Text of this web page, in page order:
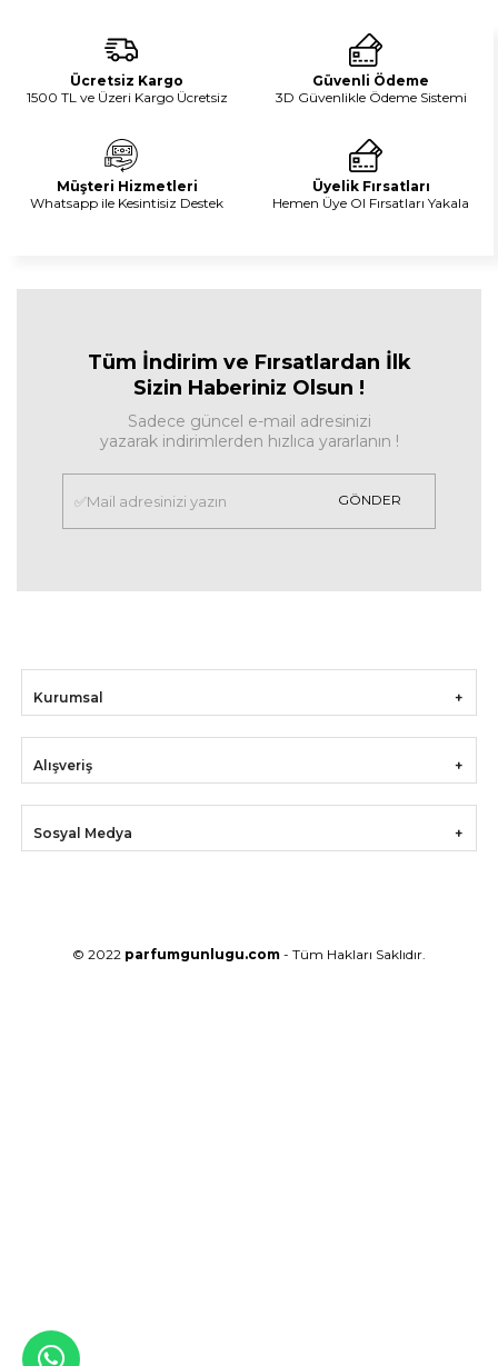
Ücretsiz Kargo
1500 TL ve Üzeri Kargo Ücretsiz
Güvenli Ödeme
3D Güvenlikle Ödeme Sistemi
Müşteri Hizmetleri
Whatsapp ile Kesintisiz Destek
Üyelik Fırsatları
Hemen Üye Ol Fırsatları Yakala
Tüm İndirim ve Fırsatlardan İlk
Sizin Haberiniz Olsun !
Sadece güncel e-mail adresinizi
yazarak indirimlerden hızlıca yararlanın !
GÖNDER
Kurumsal
Alışveriş
Sosyal Medya
© 2022 parfumgunlugu.com - Tüm Hakları Saklıdır.